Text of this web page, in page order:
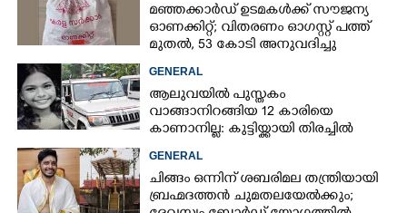
മഞ്ഞക്കാർഡ് ഉടമകൾക്ക് സൗജന്യ
ഓണക്കിറ്റ്; വിതരണം ഓഗസ്റ്റ് പത്ത്
മുതൽ, 53 കോടി അനുവദിച്ചു
GENERAL
ആലുവയിൽ പുസ്തകം
വാങ്ങാനിറങ്ങിയ 12 കാരിയെ
കാണാനില്ല: കുട്ടിയ്ക്കായി തിരച്ചിൽ
GENERAL
ചിങ്ങം ഒന്നിന് ശബരിമല തന്ത്രിയായി
ബ്രഹ്മദത്തൻ ചുമതലയേൽക്കും;